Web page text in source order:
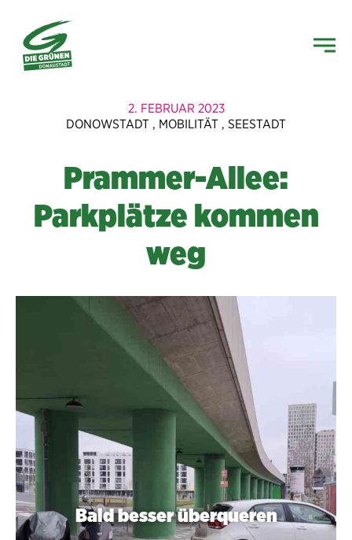
2. FEBRUAR 2023
DONOWSTADT , MOBILITÄT , SEESTADT
Prammer-Allee:
Parkplätze kommen
weg
Bald besser überqueren